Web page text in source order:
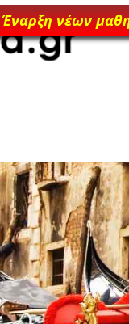
Έναρξη νέων